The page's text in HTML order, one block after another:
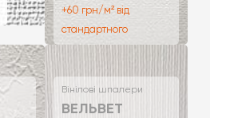
+60 грн/м² від
стандартного
Вінілові шпалери
ВЕЛЬВЕТ